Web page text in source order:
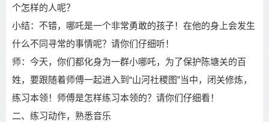
个怎样的人呢？
小结：不错，哪吒是一个非常勇敢的孩子！在他的身上会发生
什么不同寻常的事情呢？ 请你们仔细听！
师：今天，你们都化身为一群小哪吒，为了保护陈塘关的百
姓，要跟随着师傅一起进入到 “山河社稷图”当中，闭关修炼，
练习本领！师傅是怎样练习本领的？请你们仔细看！
二、练习动作，熟悉音乐